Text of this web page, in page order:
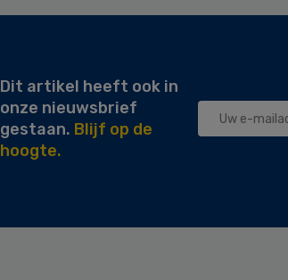
Dit artikel heeft ook in
onze nieuwsbrief
gestaan. Blijf op de
hoogte.